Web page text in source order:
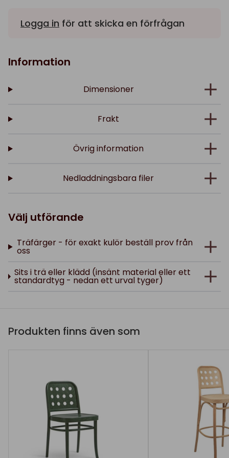
Logga in för att skicka en förfrågan
Information
Dimensioner
Frakt
Övrig information
Nedladdningsbara filer
Välj utförande
Träfärger - för exakt kulör beställ prov från
oss
Sits i trä eller klädd (insänt material eller ett
standardtyg - nedan ett urval tyger)
Produkten finns även som